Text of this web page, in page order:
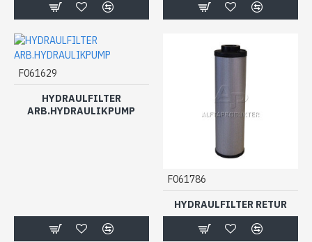
F061629
HYDRAULFILTER
ARB.HYDRAULIKPUMP
F061786
HYDRAULFILTER RETUR